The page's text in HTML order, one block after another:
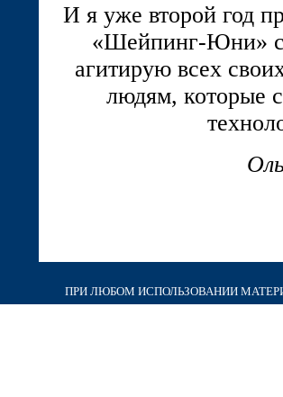
И я уже второй год
«Шейпинг-Юни»
агитирую всех
людям, которые
ПРИ ЛЮБОМ ИСПОЛЬЗОВАНИИ